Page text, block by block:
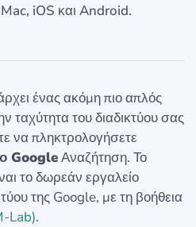
iOS και Android.
ένας ακόμη πιο απλός
ταχύτητα του διαδικτύου σας
να πληκτρολογήσετε
GoogleΑναζήτηση. Το
το δωρεάν εργαλείο
της Google, με τη βοήθεια
Lab).